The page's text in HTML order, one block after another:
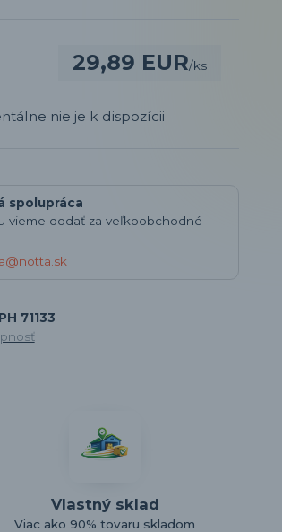
29,89 EUR/ks
nie je k dispozícii
spolupráca
vieme dodať za veľkoobchodné
71133
Vlastný sklad
Viac ako 90% tovaru skladom